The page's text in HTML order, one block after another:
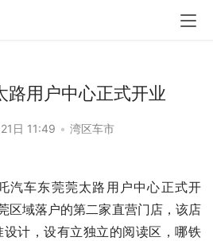
路用户中心正式开业
日 11:49 • 湾区车市
汽车东莞莞太路用户中心正式开
区域落户的第二家直营门店，该店
计，设有立独立的阅读区，哪铁